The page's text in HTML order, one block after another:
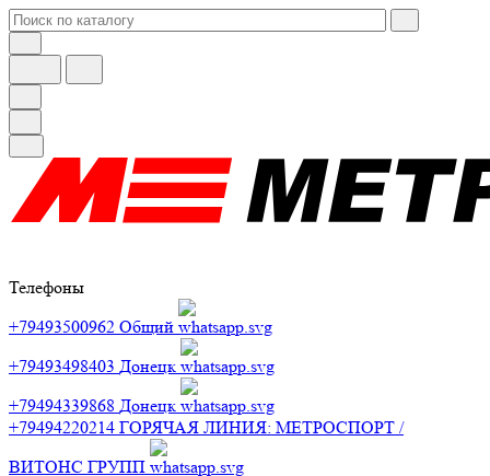
Телефоны
+79493500962 Общий
+79493498403 Донецк
+79494339868 Донецк
+79494220214 ГОРЯЧАЯ ЛИНИЯ: МЕТРОСПОРТ /
ВИТОНС ГРУПП